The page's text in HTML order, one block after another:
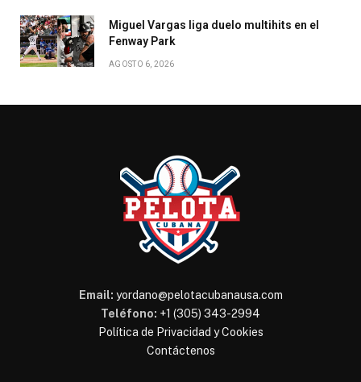
Miguel Vargas liga duelo multihits en el
Fenway Park
AGOSTO 6, 2026
Email: yordano@pelotacubanausa.com
Teléfono: +1 (305) 343-2994
Política de Privacidad y Cookies
Contáctenos